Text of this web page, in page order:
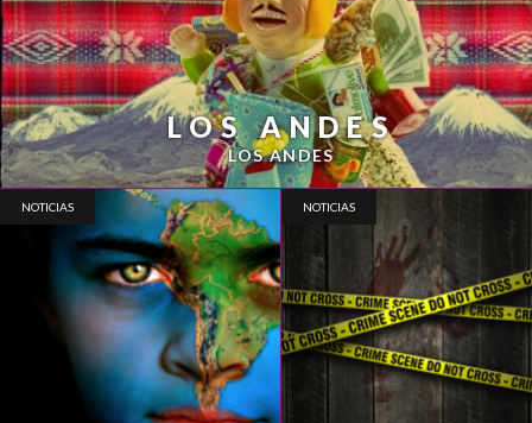
LOS ANDES
LOS ANDES
NOTICIAS NOTICIAS
ESCENA DEL CRÍMEN
MARZO, 2016
Tiene derecho a guardar silencio y escuchar
RIO 2016
FEBRERO, 2016
Se vienen los JJ. OO. y te armamos un
lleno musica para editar. Beleza pura.